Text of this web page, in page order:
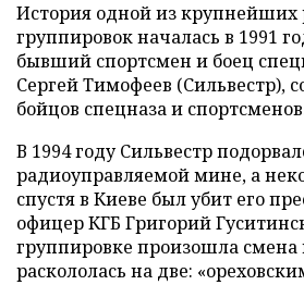
История одной из крупнейших
группировок началась в 1991
бывший спортсмен и боец
Сергей Тимофеев (Сильвестр),
бойцов спецназа и
В 1994 году Сильвестр
радиоуправляемой мине, а
спустя в Киеве был убит его
офицер КГБ Григорий
группировке произошла смена
раскололась на две: